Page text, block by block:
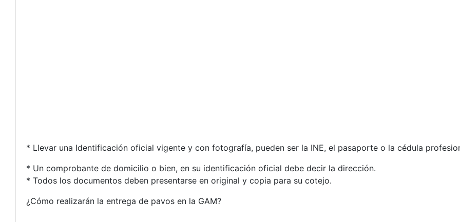
* Llevar una Identificación oficial vigente y con fotografía, pueden ser la INE, el pasaporte o la cédula
* Un comprobante de domicilio o bien, en su identificación oficial debe decir la dirección.
* Todos los documentos deben presentarse en original y copia para su cotejo.
¿Cómo realizarán la entrega de pavos en la GAM?